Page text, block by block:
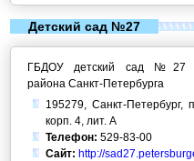
Детский сад №27
ГБДОУ детский сад №27
района Санкт-Петербурга
195279, Санкт-Петербург,
корп. 4, лит. А
Телефон: 529-83-00
Сайт: http://